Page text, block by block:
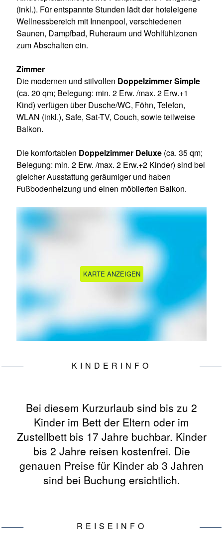
(inkl.). Für entspannte Stunden lädt der hoteleigene
Wellnessbereich mit Innenpool, verschiedenen
Saunen, Dampfbad, Ruheraum und Wohlfühlzonen
zum Abschalten ein.
Zimmer
Die modernen und stilvollen Doppelzimmer Simple
(ca. 20 qm; Belegung: min. 2 Erw. /max. 2 Erw.+1
Kind) verfügen über Dusche/WC, Föhn, Telefon,
WLAN (inkl.), Safe, Sat-TV, Couch, sowie teilweise
Balkon.
Die komfortablen Doppelzimmer Deluxe (ca. 35 qm;
Belegung: min. 2 Erw. /max. 2 Erw.+2 Kinder) sind bei
gleicher Ausstattung geräumiger und haben
Fußbodenheizung und einen möblierten Balkon.
KARTE ANZEIGEN
KINDERINFO
Bei diesem Kurzurlaub sind bis zu 2
Kinder im Bett der Eltern oder im
Zustellbett bis 17 Jahre buchbar. Kinder
bis 2 Jahre reisen kostenfrei. Die
genauen Preise für Kinder ab 3 Jahren
sind bei Buchung ersichtlich.
REISEINFO